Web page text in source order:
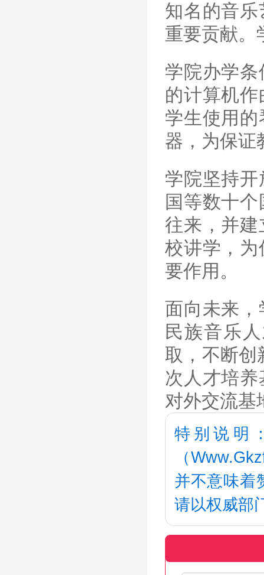
知名的音
重要贡献。
学院办学
的计算机
学生使用
器，为保证
学院坚持
国等数十
往来，并
校讲学，
要作用。
面向未来
民族音乐
取，不断创
次人才培
对外交流基
特别说明
（
并不意味着
请以权威部